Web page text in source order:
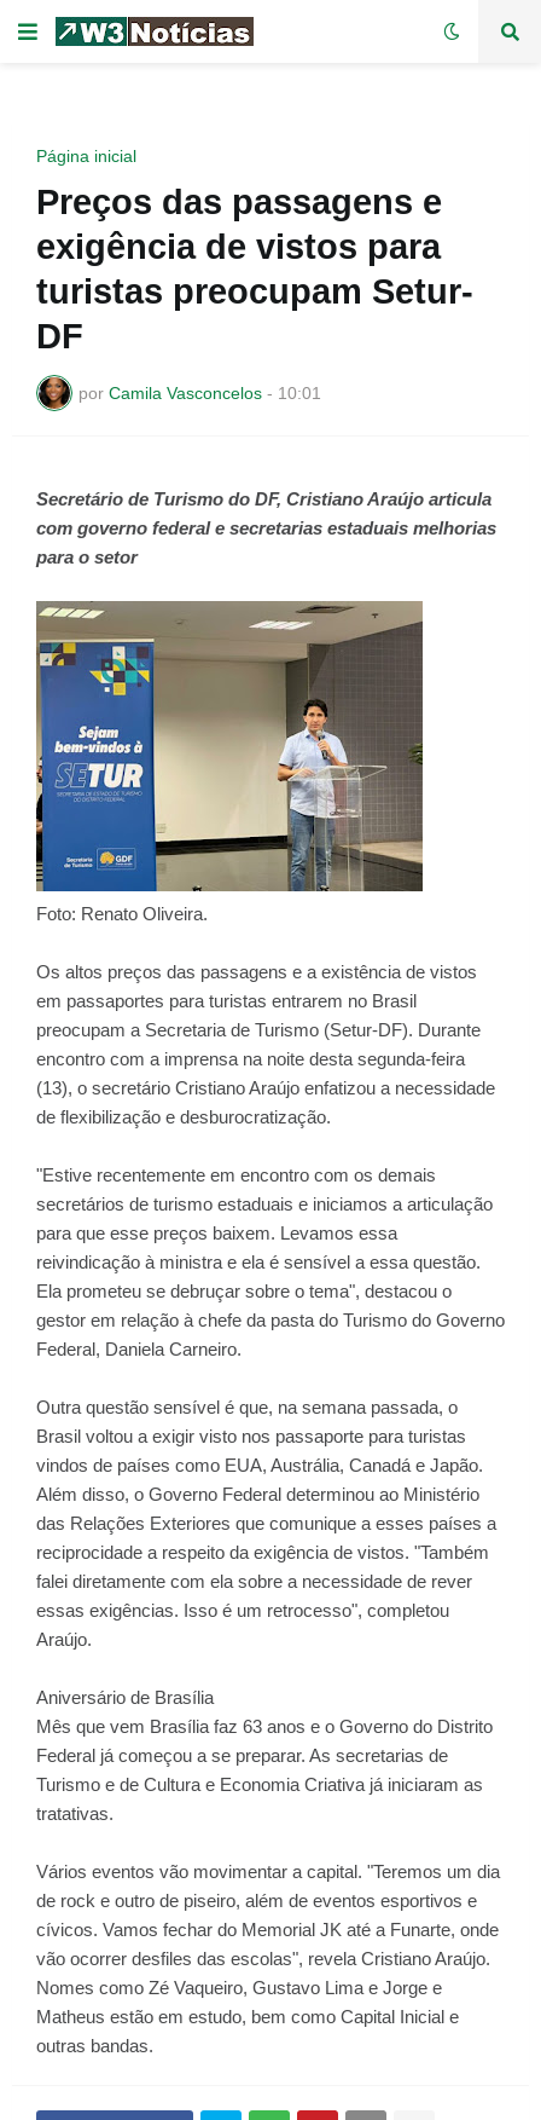
Página inicial
Preços das passagens e
exigência de vistos para
turistas preocupam Setur-
DF
por Camila Vasconcelos - 10:01
Secretário de Turismo do DF, Cristiano Araújo articula
com governo federal e secretarias estaduais melhorias
para o setor
Foto: Renato Oliveira.
Os altos preços das passagens e a existência de vistos
em passaportes para turistas entrarem no Brasil
preocupam a Secretaria de Turismo (Setur-DF). Durante
encontro com a imprensa na noite desta segunda-feira
(13), o secretário Cristiano Araújo enfatizou a necessidade
de flexibilização e desburocratização.
"Estive recentemente em encontro com os demais
secretários de turismo estaduais e iniciamos a articulação
para que esse preços baixem. Levamos essa
reivindicação à ministra e ela é sensível a essa questão.
Ela prometeu se debruçar sobre o tema", destacou o
gestor em relação à chefe da pasta do Turismo do Governo
Federal, Daniela Carneiro.
Outra questão sensível é que, na semana passada, o
Brasil voltou a exigir visto nos passaporte para turistas
vindos de países como EUA, Austrália, Canadá e Japão.
Além disso, o Governo Federal determinou ao Ministério
das Relações Exteriores que comunique a esses países a
reciprocidade a respeito da exigência de vistos. "Também
falei diretamente com ela sobre a necessidade de rever
essas exigências. Isso é um retrocesso", completou
Araújo.
Aniversário de Brasília
Mês que vem Brasília faz 63 anos e o Governo do Distrito
Federal já começou a se preparar. As secretarias de
Turismo e de Cultura e Economia Criativa já iniciaram as
tratativas.
Vários eventos vão movimentar a capital. "Teremos um dia
de rock e outro de piseiro, além de eventos esportivos e
cívicos. Vamos fechar do Memorial JK até a Funarte, onde
vão ocorrer desfiles das escolas", revela Cristiano Araújo.
Nomes como Zé Vaqueiro, Gustavo Lima e Jorge e
Matheus estão em estudo, bem como Capital Inicial e
outras bandas.